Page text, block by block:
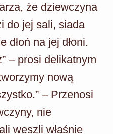
że dziewczyna
do jej sali, siada
dłoń na jej dłoni.
– prosi delikatnym
nową
– Przenosi
nie
weszli właśnie